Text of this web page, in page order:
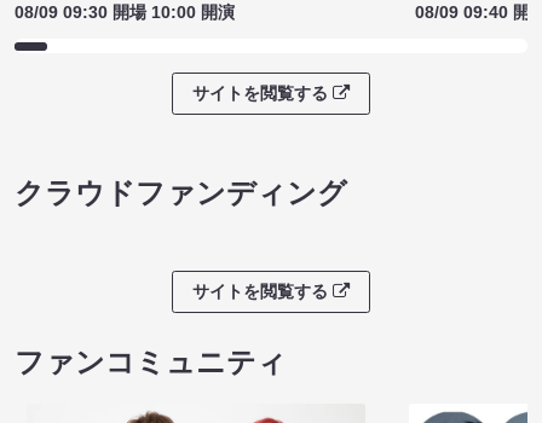
08/09 09:30 開場 10:00 開演
08/09 09:40 開
サイトを閲覧する
クラウドファンディング
サイトを閲覧する
ファンコミュニティ